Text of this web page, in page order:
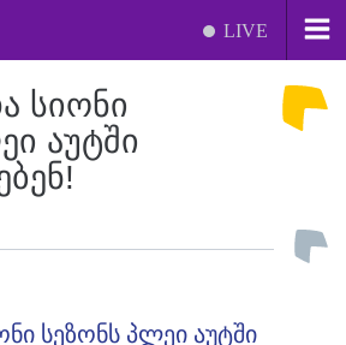
LIVE
ᲡᲘᲝᲜᲘ
ᲐᲣᲢᲨᲘ
სეზონს პლეი აუტში